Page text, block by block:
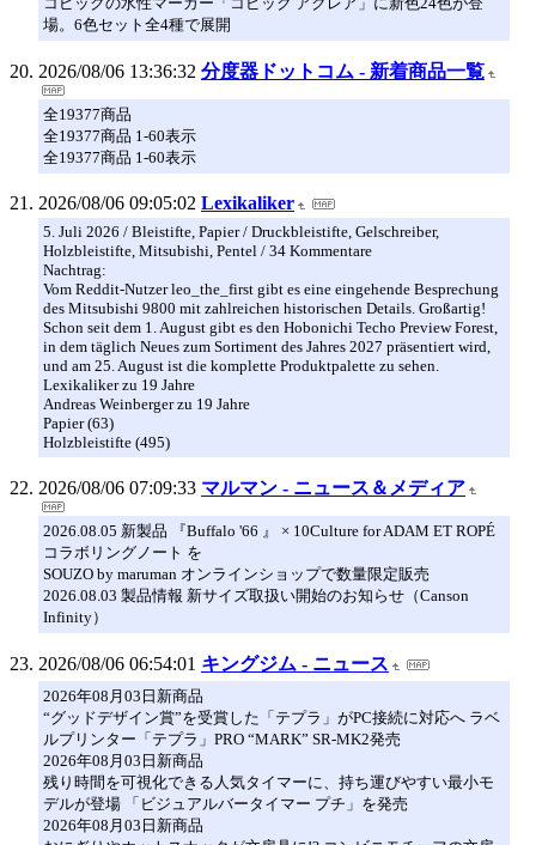
場。6色セット全4種で展開
2026/08/06 13:36:32 分度器ドットコム - 新着商品一覧
全19377商品
全19377商品 1-60表示
全19377商品 1-60表示
2026/08/06 09:05:02 Lexikaliker
5. Juli 2026 / Bleistifte, Papier / Druckbleistifte, Gelschreiber,
Holzbleistifte, Mitsubishi, Pentel / 34 Kommentare
Nach­trag:
Vom Reddit-​Nutzer leo_​the_​first gibt es eine ein­ge­hende Bespre­chung
des Mitsu­bi­shi 9800 mit zahl­rei­chen his­to­ri­schen Details. Großartig!
Schon seit dem 1. August gibt es den Hobo­ni­chi Techo Pre­view Forest,
in dem täg­lich Neues zum Sor­ti­ment des Jah­res 2027 prä­sen­tiert wird,
und am 25. August ist die kom­plette Pro­dukt­pa­lette zu sehen.
Lexikaliker zu 19 Jahre
Andreas Weinberger zu 19 Jahre
Papier (63)
Holzbleistifte (495)
2026/08/06 07:09:33 マルマン - ニュース＆メディア
2026.08.05 新製品 『Buffalo '66 』 × 10Culture for ADAM ET ROPÉ
コラボリングノート を
SOUZO by maruman オンラインショップで数量限定販売
2026.08.03 製品情報 新サイズ取扱い開始のお知らせ（Canson
Infinity）
2026/08/06 06:54:01 キングジム - ニュース
2026年08月03日新商品
“グッドデザイン賞”を受賞した「テプラ」がPC接続に対応へ ラベ
ルプリンター「テプラ」PRO “MARK” SR-MK2発売
2026年08月03日新商品
残り時間を可視化できる人気タイマーに、持ち運びやすい最小モ
デルが登場 「ビジュアルバータイマー プチ」を発売
2026年08月03日新商品